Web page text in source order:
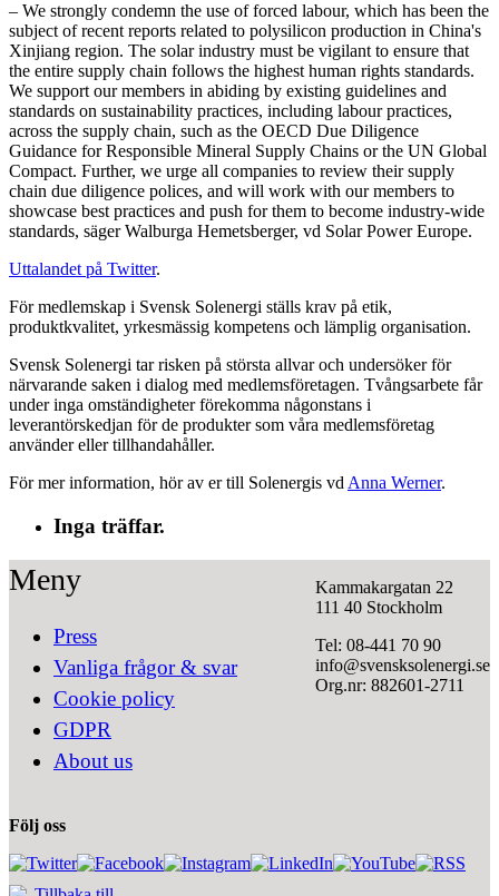
– We strongly condemn the use of forced labour, which has been the
subject of recent reports related to polysilicon production in China's
Xinjiang region. The solar industry must be vigilant to ensure that
the entire supply chain follows the highest human rights standards.
We support our members in abiding by existing guidelines and
standards on sustainability practices, including labour practices,
across the supply chain, such as the OECD Due Diligence
Guidance for Responsible Mineral Supply Chains or the UN Global
Compact. Further, we urge all companies to review their supply
chain due diligence polices, and will work with our members to
showcase best practices and push for them to become industry-wide
standards, säger Walburga Hemetsberger, vd Solar Power Europe.
Uttalandet på Twitter.
För medlemskap i Svensk Solenergi ställs krav på etik,
produktkvalitet, yrkesmässig kompetens och lämplig organisation.
Svensk Solenergi tar risken på största allvar och undersöker för
närvarande saken i dialog med medlemsföretagen. Tvångsarbete får
under inga omständigheter förekomma någonstans i
leverantörskedjan för de produkter som våra medlemsföretag
använder eller tillhandahåller.
För mer information, hör av er till Solenergis vdAnna Werner.
Inga träffar.
Meny
Press
Vanliga frågor & svar
Cookie policy
GDPR
About us
Kammakargatan 22
111 40 Stockholm
Tel: 08-441 70 90
info@svensksolenergi.se
Org.nr: 882601-2711
Följ oss